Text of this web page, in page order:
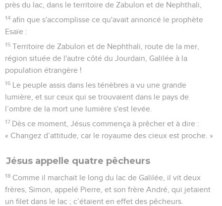
près du lac, dans le territoire de Zabulon et de Nephthali,
14 afin que s'accomplisse ce qu'avait annoncé le prophète
Esaïe :
15 Territoire de Zabulon et de Nephthali, route de la mer,
région située de l'autre côté du Jourdain, Galilée à la
population étrangère !
16 Le peuple assis dans les ténèbres a vu une grande
lumière, et sur ceux qui se trouvaient dans le pays de
l’ombre de la mort une lumière s'est levée.
17 Dès ce moment, Jésus commença à prêcher et à dire :
« Changez d’attitude, car le royaume des cieux est proche. »
Jésus appelle quatre pêcheurs
18 Comme il marchait le long du lac de Galilée, il vit deux
frères, Simon, appelé Pierre, et son frère André, qui jetaient
un filet dans le lac ; c’étaient en effet des pêcheurs.